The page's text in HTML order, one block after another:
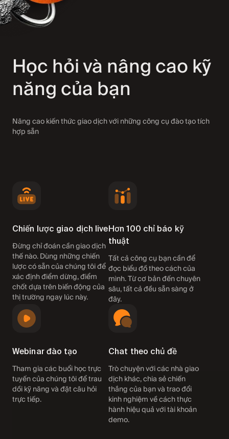
Học hỏi và nâng cao kỹ
năng của bạn
Nâng cao kiến thức giao dịch với những công cụ đào tạo tích
hợp sẵn
Chiến lược giao dịch live
Đừng chỉ đoán cần giao dịch
thế nào. Dùng những chiến
lược có sẵn của chúng tôi để
xác định điểm dừng, điểm
chốt dựa trên biến động của
thị trường ngay lúc này.
Hơn 100 chỉ báo kỹ
thuật
Tất cả công cụ bạn cần để
đọc biểu đồ theo cách của
mình. Từ cơ bản đến chuyên
sâu, tất cả đều sẵn sàng ở
đây.
Webinar đào tạo
Tham gia các buổi học trực
tuyến của chúng tôi để trau
dồi kỹ năng và đặt câu hỏi
trực tiếp.
Chat theo chủ đề
Trò chuyện với các nhà giao
dịch khác, chia sẻ chiến
thắng của bạn và trao đổi
kinh nghiệm về cách thực
hành hiệu quả với tài khoản
demo.